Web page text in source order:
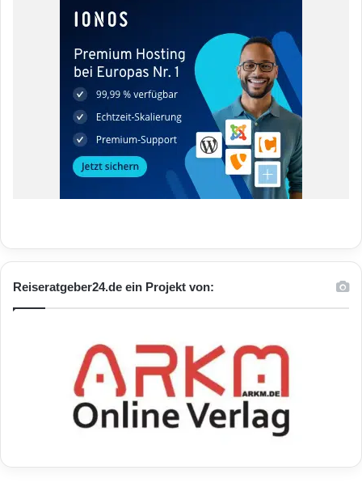
Reiseratgeber24.de ein Projekt von: